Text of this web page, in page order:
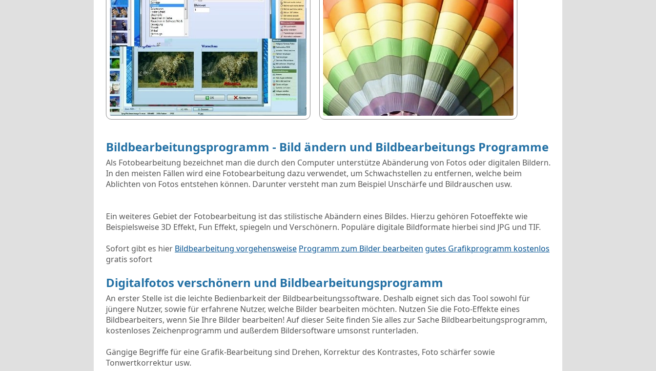
Bildbearbeitungsprogramm - Bild ändern und Bildbearbeitungs Programme
Als Fotobearbeitung bezeichnet man die durch den Computer unterstütze Abänderung von Fotos oder digitalen Bildern.
In den meisten Fällen wird eine Fotobearbeitung dazu verwendet, um Schwachstellen zu entfernen, welche beim
Ablichten von Fotos entstehen können. Darunter versteht man zum Beispiel Unschärfe und Bildrauschen usw.
Ein weiteres Gebiet der Fotobearbeitung ist das stilistische Abändern eines Bildes. Hierzu gehören Fotoeffekte wie
Beispielsweise 3D Effekt, Fun Effekt, spiegeln und Verschönern. Populäre digitale Bildformate hierbei sind JPG und TIF.
Sofort gibt es hier Bildbearbeitung vorgehensweise Programm zum Bilder bearbeiten gutes Grafikprogramm kostenlos
gratis sofort
Digitalfotos verschönern und Bildbearbeitungsprogramm
An erster Stelle ist die leichte Bedienbarkeit der Bildbearbeitungssoftware. Deshalb eignet sich das Tool sowohl für
jüngere Nutzer, sowie für erfahrene Nutzer, welche Bilder bearbeiten möchten. Nutzen Sie die Foto-Effekte eines
Bildbearbeiters, wenn Sie Ihre Bilder bearbeiten! Auf dieser Seite finden Sie alles zur Sache Bildbearbeitungsprogramm,
kostenloses Zeichenprogramm und außerdem Bildersoftware umsonst runterladen.
Gängige Begriffe für eine Grafik-Bearbeitung sind Drehen, Korrektur des Kontrastes, Foto schärfer sowie
Tonwertkorrektur usw.